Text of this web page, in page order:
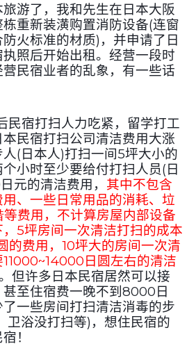
游了，我和先生在日本大阪
重新装潢购置消防设备(连窗
火标准的材质) ，并申请了日
照后开始出租。经营一段时
民宿业者的乱象，有一些话
民宿打扫人力吃紧，留学打工
民宿打扫公司清洁费用大涨
(日本人)打扫一间5坪大小的
小时至少要给付打扫人员(日
日元的清洁费用， 其中不包含
、一些日常用品的消耗、垃
等费用，不计算房屋内部设备
5坪房间一次清洁打扫的成本
的费用，10坪大的房间一次清
日圆左右的清洁
但许多日本民宿居然可以接
至住宿费一晚不到8000日
一些房间打扫清洁消毒的步
卫浴没打扫等)，想住民宿的
！